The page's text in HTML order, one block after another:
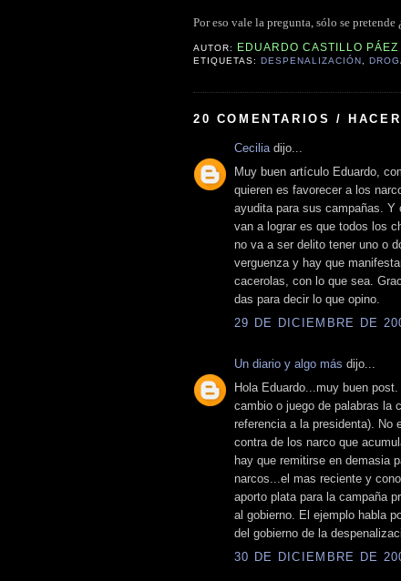
Por eso vale la pregunta, sólo se
AUTOR: EDUARDO CASTILLO PÁEZ
ETIQUETAS:DESPENALIZACIÓN ,
20 COMENTARIOS /
Cecilia dijo...
Muy buen artículo Eduardo,
quieren es favorecer a los
ayudita para sus campañas. Y
van a lograr es que todos los
no va a ser delito tener uno o
verguenza y hay que
cacerolas, con lo que sea.
das para decir lo que opino.
29 DE DICIEMBRE DE
Un diario y algo más dijo...
Hola Eduardo...muy buen
cambio o juego de palabras la
referencia a la presidenta). No
contra de los narco que
hay que remitirse en demasia
narcos...el mas reciente y
aporto plata para la campaña
al gobierno. El ejemplo habla
del gobierno de la
30 DE DICIEMBRE DE